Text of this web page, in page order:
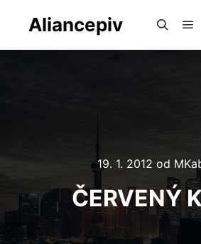
Aliancepiv
19. 1. 2012 od
ČERVENÝ